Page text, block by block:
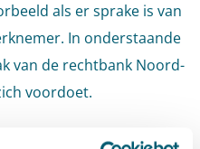
als er sprake is van
In onderstaande
van de rechtbank Noord-
voordoet.
marketingcookies